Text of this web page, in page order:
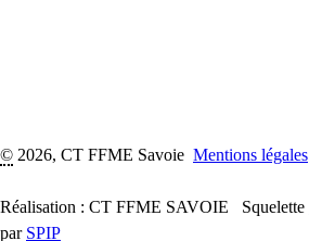
© 2026, CT FFME Savoie Mentions légales
Réalisation : CT FFME SAVOIE Squelette
par SPIP